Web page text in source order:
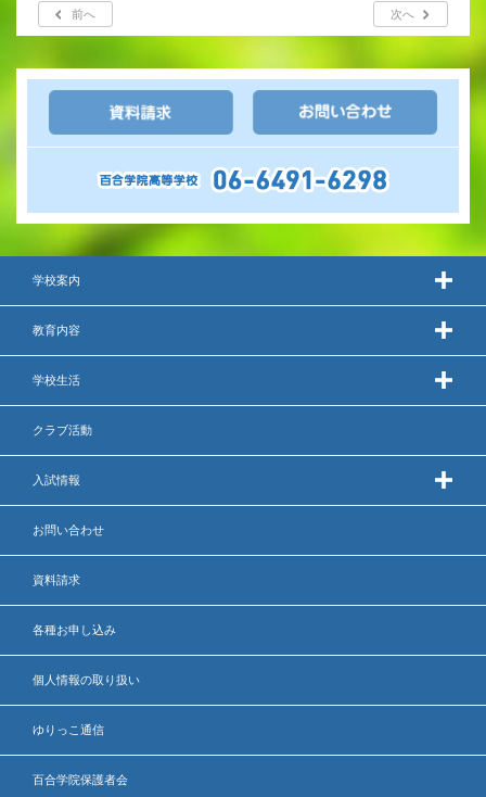
前へ 次へ
学校案内
教育内容
学校生活
クラブ活動
入試情報
お問い合わせ
資料請求
各種お申し込み
個人情報の取り扱い
ゆりっこ通信
百合学院保護者会
入試関連よくある質問
入試イベント情報
進路実績
推薦制度